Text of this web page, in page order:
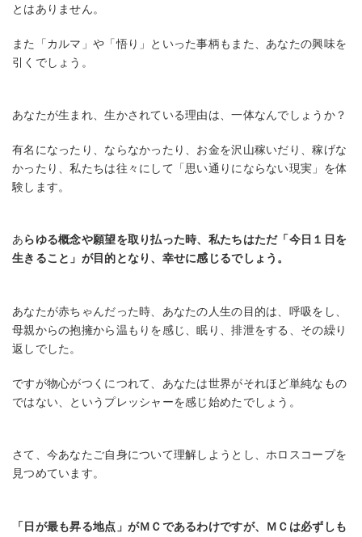
とはありません。
また「カルマ」や「悟り」といった事柄もまた、あなたの興味を
引くでしょう。
あなたが生まれ、生かされている理由は、一体なんでしょうか？
有名になったり、ならなかったり、お金を沢山稼いだり、稼げな
かったり、私たちは往々にして「思い通りにならない現実」を体
験します。
あらゆる概念や願望を取り払った時、私たちはただ「今日１日を
生きること」が目的となり、幸せに感じるでしょう。
あなたが赤ちゃんだった時、あなたの人生の目的は、呼吸をし、
母親からの抱擁から温もりを感じ、眠り、排泄をする、その繰り
返しでした。
ですが物心がつくにつれて、あなたは世界がそれほど単純なもの
ではない、というプレッシャーを感じ始めたでしょう。
さて、今あなたご自身について理解しようとし、ホロスコープを
見つめています。
「日が最も昇る地点」がＭＣであるわけですが、ＭＣは必ずしも